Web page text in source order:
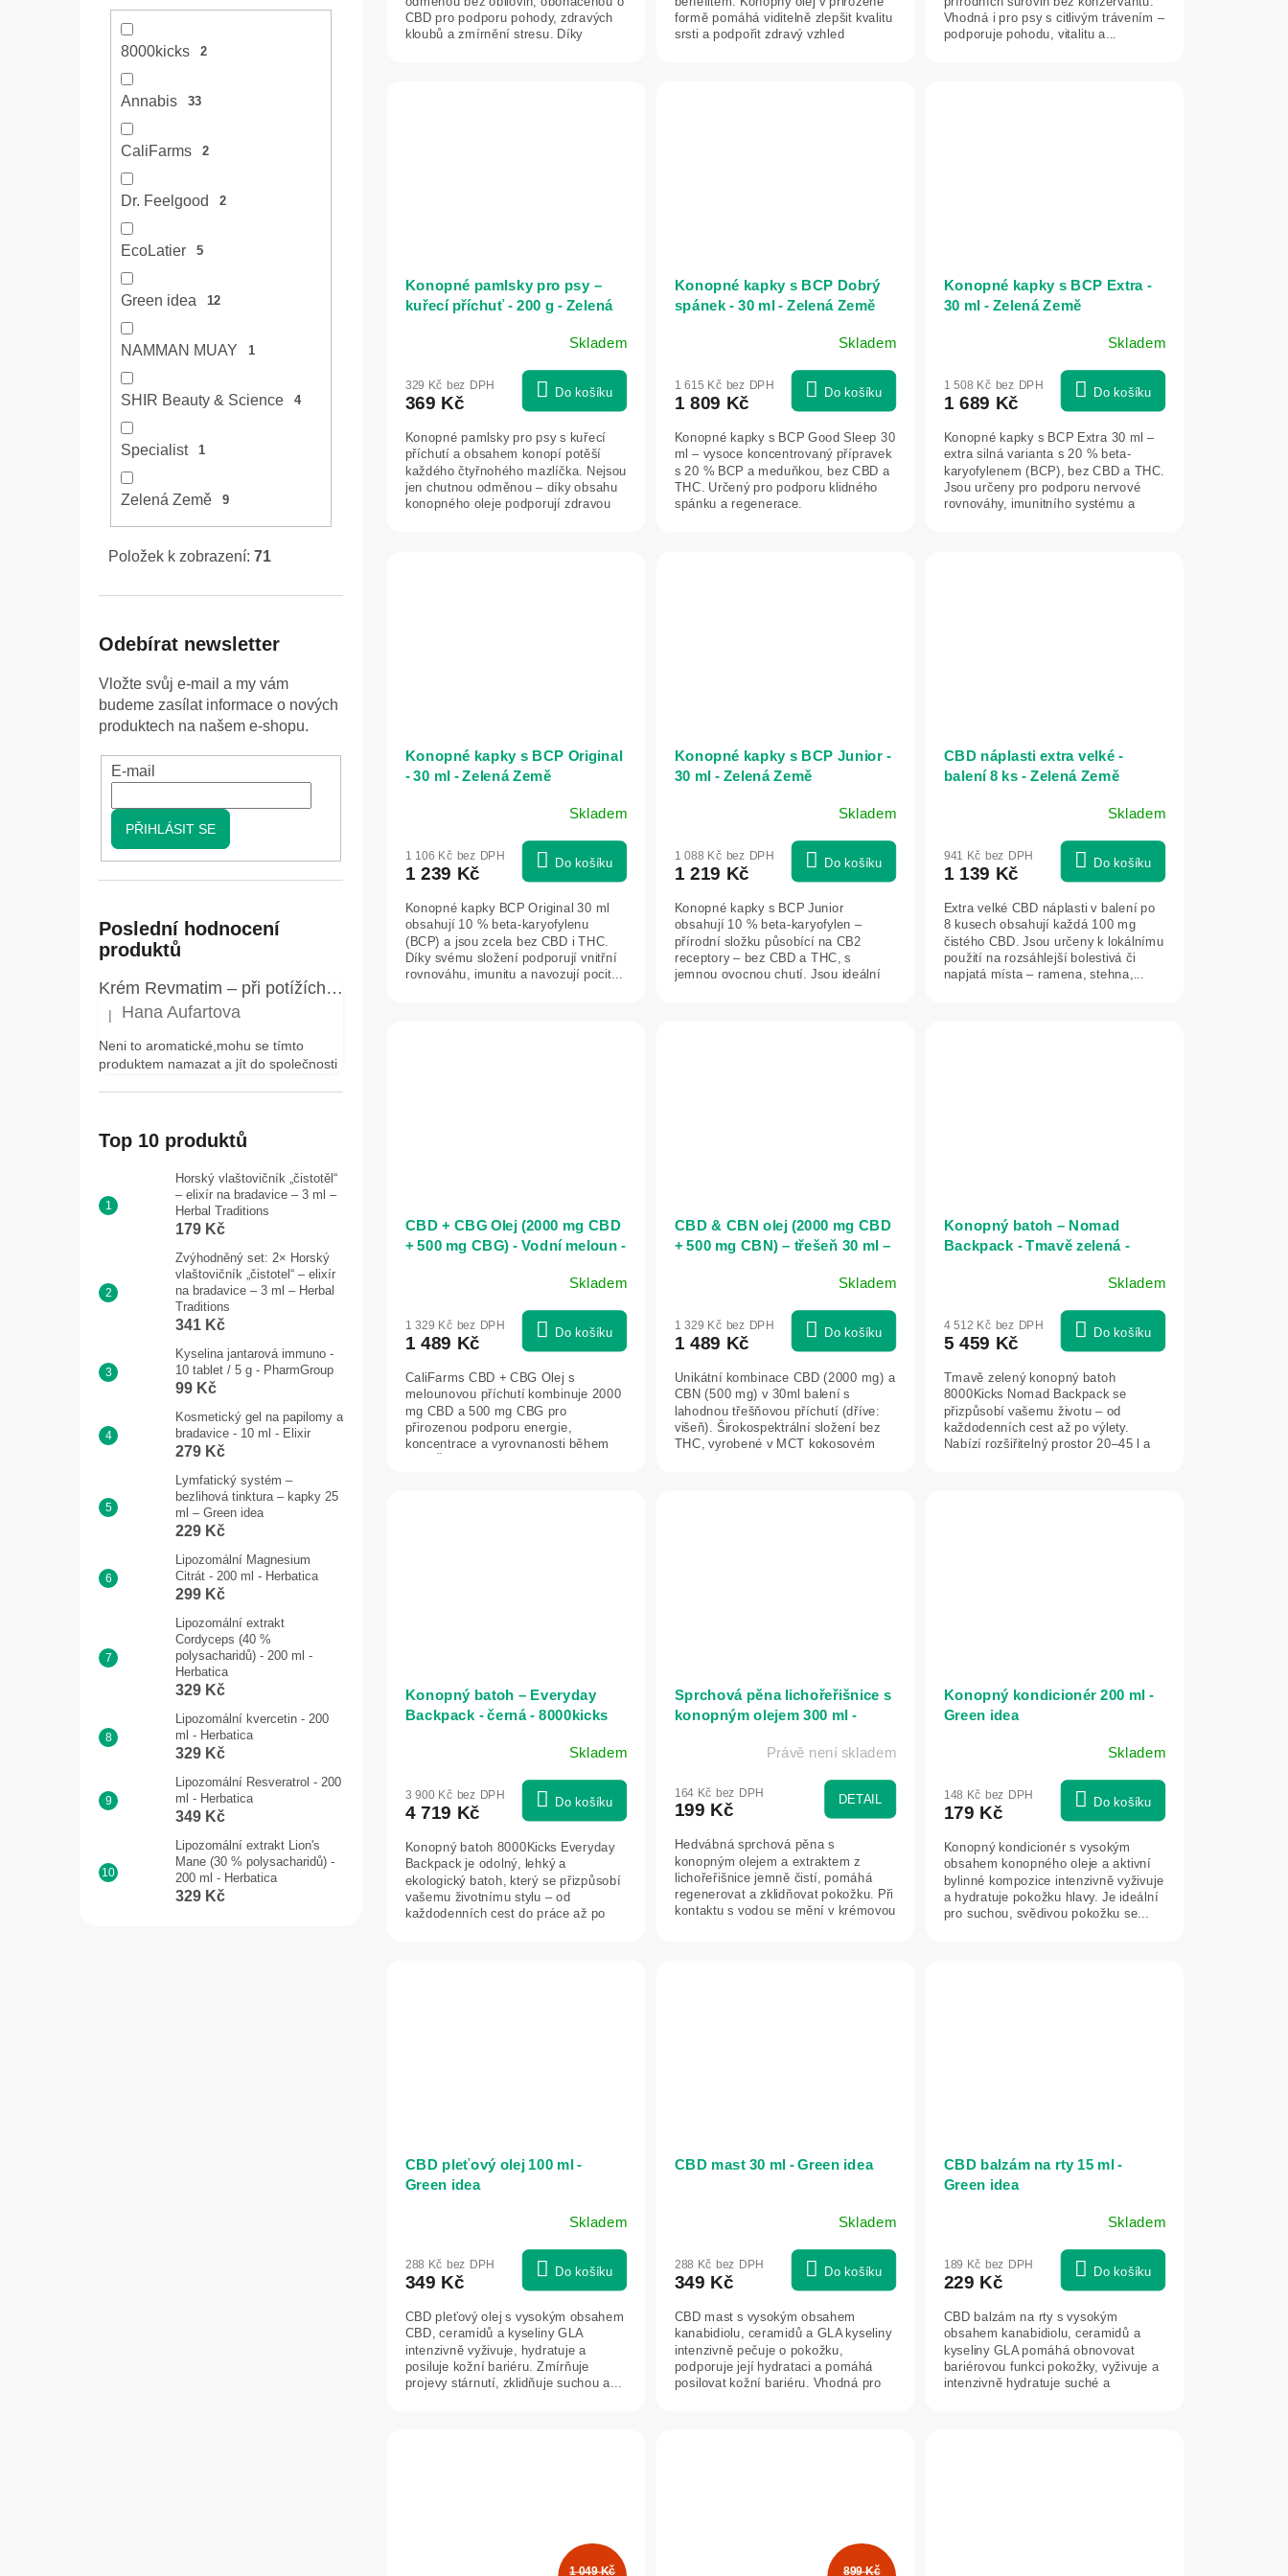
8000kicks 2
Annabis 33
CaliFarms 2
Dr. Feelgood 2
EcoLatier 5
Green idea 12
NAMMAN MUAY 1
SHIR Beauty & Science 4
Specialist 1
Zelená Země 9
Položek k zobrazení: 71
Odebírat newsletter
Vložte svůj e-mail a my vám
budeme zasílat informace o nových
produktech na našem e-shopu.
E-mail
PŘIHLÁSIT SE
Poslední hodnocení
produktů
Krém Revmatim – při potížích s klouby a pohybovým aparátem, bolestech zad a revmatických obtížích – Elixir – 75 ml
Hodnocení produktu je 5 z 5 hvězdiček.
| Hana Aufartova
Neni to aromatické,mohu se tímto
produktem namazat a jít do společnosti
Top 10 produktů
Horský vlaštovičník „čistotěl“
– elixír na bradavice – 3 ml –
Herbal Traditions
179 Kč
Zvýhodněný set: 2× Horský
vlaštovičník „čistotel“ – elixír
na bradavice – 3 ml – Herbal
Traditions
341 Kč
Kyselina jantarová immuno -
10 tablet / 5 g - PharmGroup
99 Kč
Kosmetický gel na papilomy a
bradavice - 10 ml - Elixir
279 Kč
Lymfatický systém –
bezlihová tinktura – kapky 25
ml – Green idea
229 Kč
Lipozomální Magnesium
Citrát - 200 ml - Herbatica
299 Kč
Lipozomální extrakt
Cordyceps (40 %
polysacharidů) - 200 ml -
Herbatica
329 Kč
Lipozomální kvercetin - 200
ml - Herbatica
329 Kč
Lipozomální Resveratrol - 200
ml - Herbatica
349 Kč
Lipozomální extrakt Lion's
Mane (30 % polysacharidů) -
200 ml - Herbatica
329 Kč
CBD pro podporu pohody, zdravých
kloubů a zmírnění stresu. Díky
formě pomáhá viditelně zlepšit kvalitu
srsti a podpořit zdravý vzhled
Vhodná i pro psy s citlivým trávením –
podporuje pohodu, vitalitu a...
Konopné pamlsky pro psy –
kuřecí příchuť - 200 g - Zelená
Skladem
329 Kč bez DPH
369 Kč Do košíku
Konopné pamlsky pro psy s kuřecí
příchutí a obsahem konopí potěší
každého čtyřnohého mazlíčka. Nejsou
jen chutnou odměnou – díky obsahu
konopného oleje podporují zdravou
Konopné kapky s BCP Dobrý
spánek - 30 ml - Zelená Země
Skladem
1 615 Kč bez DPH
1 809 Kč Do košíku
Konopné kapky s BCP Good Sleep 30
ml – vysoce koncentrovaný přípravek
s 20 % BCP a meduňkou, bez CBD a
THC. Určený pro podporu klidného
spánku a regenerace.
Konopné kapky s BCP Extra -
30 ml - Zelená Země
Skladem
1 508 Kč bez DPH
1 689 Kč Do košíku
Konopné kapky s BCP Extra 30 ml –
extra silná varianta s 20 % beta-
karyofylenem (BCP), bez CBD a THC.
Jsou určeny pro podporu nervové
rovnováhy, imunitního systému a
Konopné kapky s BCP Original
- 30 ml - Zelená Země
Skladem
1 106 Kč bez DPH
1 239 Kč Do košíku
Konopné kapky BCP Original 30 ml
obsahují 10 % beta-karyofylenu
(BCP) a jsou zcela bez CBD i THC.
Díky svému složení podporují vnitřní
rovnováhu, imunitu a navozují pocit...
Konopné kapky s BCP Junior -
30 ml - Zelená Země
Skladem
1 088 Kč bez DPH
1 219 Kč Do košíku
Konopné kapky s BCP Junior
obsahují 10 % beta-karyofylen –
přírodní složku působící na CB2
receptory – bez CBD a THC, s
jemnou ovocnou chutí. Jsou ideální
CBD náplasti extra velké -
balení 8 ks - Zelená Země
Skladem
941 Kč bez DPH
1 139 Kč Do košíku
Extra velké CBD náplasti v balení po
8 kusech obsahují každá 100 mg
čistého CBD. Jsou určeny k lokálnímu
použití na rozsáhlejší bolestivá či
napjatá místa – ramena, stehna,...
CBD + CBG Olej (2000 mg CBD
+ 500 mg CBG) - Vodní meloun -
Skladem
1 329 Kč bez DPH
1 489 Kč Do košíku
CaliFarms CBD + CBG Olej s
melounovou příchutí kombinuje 2000
mg CBD a 500 mg CBG pro
přirozenou podporu energie,
koncentrace a vyrovnanosti během
CBD & CBN olej (2000 mg CBD
+ 500 mg CBN) – třešeň 30 ml –
Skladem
1 329 Kč bez DPH
1 489 Kč Do košíku
Unikátní kombinace CBD (2000 mg) a
CBN (500 mg) v 30ml balení s
lahodnou třešňovou příchutí (dříve:
višeň). Širokospektrální složení bez
THC, vyrobené v MCT kokosovém
Konopný batoh – Nomad
Backpack - Tmavě zelená -
Skladem
4 512 Kč bez DPH
5 459 Kč Do košíku
Tmavě zelený konopný batoh
8000Kicks Nomad Backpack se
přizpůsobí vašemu životu – od
každodenních cest až po výlety.
Nabízí rozšiřitelný prostor 20–45 l a
Konopný batoh – Everyday
Backpack - černá - 8000kicks
Skladem
3 900 Kč bez DPH
4 719 Kč Do košíku
Konopný batoh 8000Kicks Everyday
Backpack je odolný, lehký a
ekologický batoh, který se přizpůsobí
vašemu životnímu stylu – od
každodenních cest do práce až po
Sprchová pěna lichořeřišnice s
konopným olejem 300 ml -
Právě není skladem
164 Kč bez DPH
199 Kč
DETAIL
Hedvábná sprchová pěna s
konopným olejem a extraktem z
lichořeřišnice jemně čistí, pomáhá
regenerovat a zklidňovat pokožku. Při
kontaktu s vodou se mění v krémovou
Konopný kondicionér 200 ml -
Green idea
Skladem
148 Kč bez DPH
179 Kč Do košíku
Konopný kondicionér s vysokým
obsahem konopného oleje a aktivní
bylinné kompozice intenzivně vyživuje
a hydratuje pokožku hlavy. Je ideální
pro suchou, svědivou pokožku se...
CBD pleťový olej 100 ml -
Green idea
Skladem
288 Kč bez DPH
349 Kč Do košíku
CBD pleťový olej s vysokým obsahem
CBD, ceramidů a kyseliny GLA
intenzivně vyživuje, hydratuje a
posiluje kožní bariéru. Zmírňuje
projevy stárnutí, zklidňuje suchou a...
CBD mast 30 ml - Green idea
Skladem
288 Kč bez DPH
349 Kč Do košíku
CBD mast s vysokým obsahem
kanabidiolu, ceramidů a GLA kyseliny
intenzivně pečuje o pokožku,
podporuje její hydrataci a pomáhá
posilovat kožní bariéru. Vhodná pro
CBD balzám na rty 15 ml -
Green idea
Skladem
189 Kč bez DPH
229 Kč Do košíku
CBD balzám na rty s vysokým
obsahem kanabidiolu, ceramidů a
kyseliny GLA pomáhá obnovovat
bariérovou funkci pokožky, vyživuje a
intenzivně hydratuje suché a
1 049 Kč 899 Kč